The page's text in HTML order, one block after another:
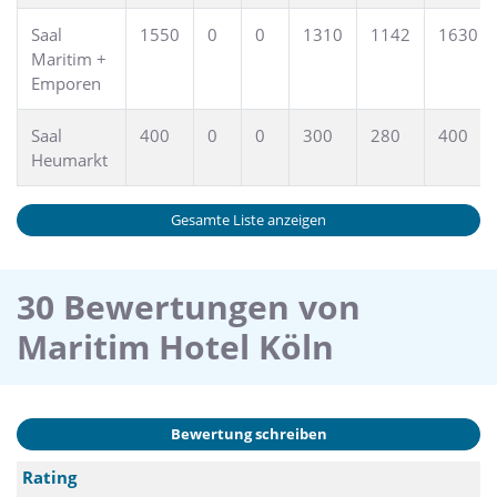
etc.
Tipp
Wussten Sie, dass der Kölner Dom das meistbesuchte
Kulturhighlight in Deutschland ist? Genießen Sie
Köstlichkeiten in unserem Restaurant Bellevue mit
Dachterrasse und den atemberaubenden Blick auf die
Altstadt mit Dom.
Saal
Maritim +
Emporen
1550 0 0 1310 1142 1630
Saal
Heumarkt
400 0 0 300 280 400
Gesamte Liste anzeigen
30 Bewertungen von
Maritim Hotel Köln
Bewertung schreiben
Rating